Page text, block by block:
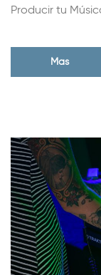
Producir tu
Mas